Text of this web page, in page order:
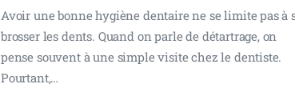
Avoir une bonne hygiène dentaire ne se limite pas à
brosser les dents. Quand on parle de détartrage, on
pense souvent à une simple visite chez le dentiste.
Pourtant,…